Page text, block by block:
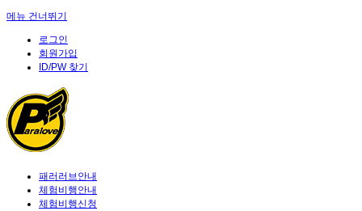
메뉴 건너뛰기
로그인
회원가입
ID/PW 찾기
패러러브안내
체험비행안내
체험비행신청